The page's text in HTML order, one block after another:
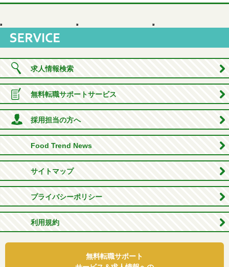
求人情報検索
無料転職サポートサービス
採用担当の方へ
Food Trend News
サイトマップ
プライバシーポリシー
利用規約
無料転職サポート